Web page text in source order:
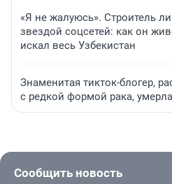
«Я не жалуюсь». Строитель
звездой соцсетей: как он
искал весь Узбекистан
Знаменитая тикток-блогер,
с редкой формой рака,
Сообщить новость